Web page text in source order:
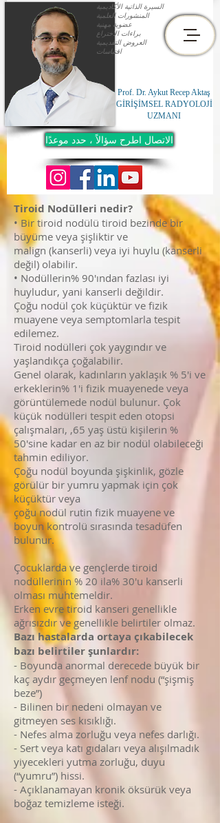
Prof. Dr. Aykut Recep Aktaş
GİRİŞİMSEL RADYOLOJİ
UZMANI
الاتصال اطرح سؤالاً ، حدد موعدًا
السيرة الذاتية الأكاديمية
المنشورات العلمية
عضوية مهنية
براءات الاختراع
العروض التقديمية
اقتباسات
Tiroid Nodülleri nedir?
• Bir tiroid nodülü tiroid bezinde bir
büyüme veya şişliktir ve
malign (kanserli) veya iyi huylu (kanserli
değil) olabilir.
• Nodüllerin% 90'ından fazlası iyi
huyludur, yani kanserli değildir.
Çoğu nodül çok küçüktür ve fizik
muayene veya semptomlarla tespit
edilemez.
Tiroid nodülleri çok yaygındır ve
yaşlandıkça çoğalabilir.
Genel olarak, kadınların yaklaşık % 5'i ve
erkeklerin% 1'i fizik muayenede veya
görüntülemede nodül bulunur. Çok
küçük nodülleri tespit eden otopsi
çalışmaları, ,65 yaş üstü kişilerin %
50'sine kadar en az bir nodül olabileceği
tahmin ediliyor.
Çoğu nodül boyunda şişkinlik, gözle
görülür bir yumru yapmak için çok
küçüktür veya
çoğu nodül rutin fizik muayene ve
boyun kontrolü sırasında tesadüfen
bulunur.
Çocuklarda ve gençlerde tiroid
nodüllerinin % 20 ila% 30'u kanserli
olması muhtemeldir.
Erken evre tiroid kanseri genellikle
ağrısızdır ve genellikle belirtiler olmaz.
Bazı hastalarda ortaya çıkabilecek
bazı belirtiler şunlardır:
- Boyunda anormal derecede büyük bir
kaç aydır geçmeyen lenf nodu (“şişmiş
beze”)
- Bilinen bir nedeni olmayan ve
gitmeyen ses kısıklığı.
- Nefes alma zorluğu veya nefes darlığı.
- Sert veya katı gıdaları veya alışılmadık
yiyecekleri yutma zorluğu, duyu
(“yumru”) hissi.
- Açıklanamayan kronik öksürük veya
boğaz temizleme isteği.